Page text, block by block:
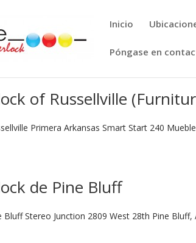
Inicio
Póngase en
of Russellville
Primera Arkansas Smart Start 240
de Pine Bluff
Stereo Junction 2809 West 28th Pine Bluff,